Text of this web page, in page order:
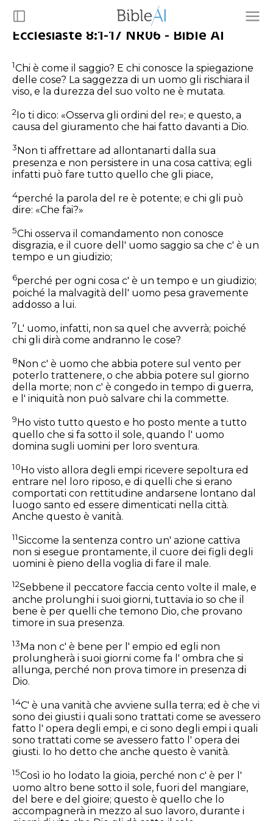
Ecclesiaste 8:1-17 NR06 - Bible AI
1Chi è come il saggio? E chi conosce la spiegazione
delle cose? La saggezza di un uomo gli rischiara il
viso, e la durezza del suo volto ne è mutata.
2 Io ti dico: «Osserva gli ordini del re»; e questo, a
causa del giuramento che hai fatto davanti a Dio.
3 Non ti affrettare ad allontanarti dalla sua
presenza e non persistere in una cosa cattiva; egli
infatti può fare tutto quello che gli piace,
4perché la parola del re è potente; e chi gli può
dire: «Che fai?»
5Chi osserva il comandamento non conosce
disgrazia, e il cuore dell' uomo saggio sa che c' è un
tempo e un giudizio;
6perché per ogni cosa c' è un tempo e un giudizio;
poiché la malvagità dell' uomo pesa gravemente
addosso a lui.
7L' uomo, infatti, non sa quel che avverrà; poiché
chi gli dirà come andranno le cose?
8 Non c' è uomo che abbia potere sul vento per
poterlo trattenere, o che abbia potere sul giorno
della morte; non c' è congedo in tempo di guerra,
e l' iniquità non può salvare chi la commette.
9 Ho visto tutto questo e ho posto mente a tutto
quello che si fa sotto il sole, quando l' uomo
domina sugli uomini per loro sventura.
10Ho visto allora degli empi ricevere sepoltura ed
entrare nel loro riposo, e di quelli che si erano
comportati con rettitudine andarsene lontano dal
luogo santo ed essere dimenticati nella città.
Anche questo è vanità.
11Siccome la sentenza contro un' azione cattiva
non si esegue prontamente, il cuore dei figli degli
uomini è pieno della voglia di fare il male.
12Sebbene il peccatore faccia cento volte il male, e
anche prolunghi i suoi giorni, tuttavia io so che il
bene è per quelli che temono Dio, che provano
timore in sua presenza.
13Ma non c' è bene per l' empio ed egli non
prolungherà i suoi giorni come fa l' ombra che si
allunga, perché non prova timore in presenza di
Dio.
14C' è una vanità che avviene sulla terra; ed è che vi
sono dei giusti i quali sono trattati come se avessero
fatto l' opera degli empi, e ci sono degli empi i quali
sono trattati come se avessero fatto l' opera dei
giusti. Io ho detto che anche questo è vanità.
15Così io ho lodato la gioia, perché non c' è per l'
uomo altro bene sotto il sole, fuori del mangiare,
del bere e del gioire; questo è quello che lo
accompagnerà in mezzo al suo lavoro, durante i